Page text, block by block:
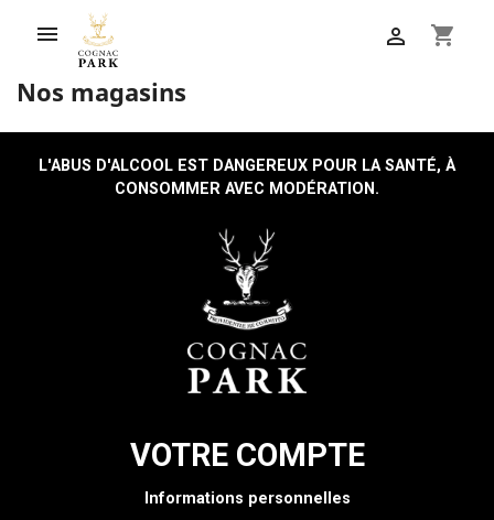
 shopping_cart

Nos magasins
L'ABUS D'ALCOOL EST DANGEREUX POUR LA SANTÉ, À
CONSOMMER AVEC MODÉRATION.
VOTRE COMPTE
Informations personnelles